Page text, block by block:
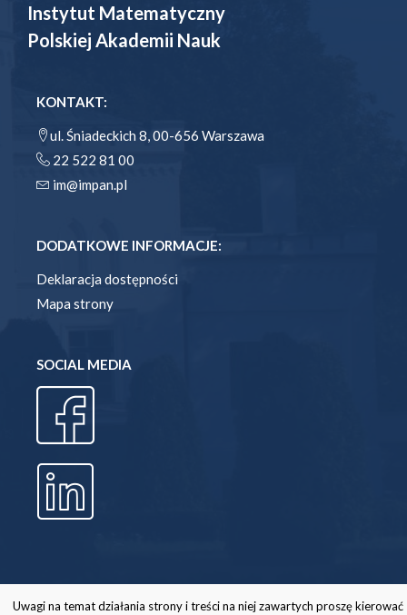
Instytut Matematyczny
Polskiej Akademii Nauk
KONTAKT:
ul. Śniadeckich 8, 00-656 Warszawa
22 522 81 00
im@impan.pl
DODATKOWE INFORMACJE:
Deklaracja dostępności
Mapa strony
SOCIAL MEDIA
Uwagi na temat działania strony i treści na niej zawartych proszę kierować